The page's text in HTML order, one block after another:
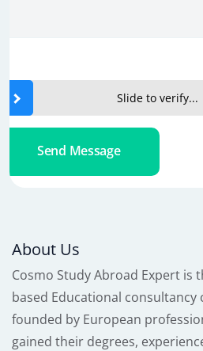
Slide to verify...
Send Message
About Us
Cosmo Study Abroad Expert is
based Educational
founded by European
gained their degrees,